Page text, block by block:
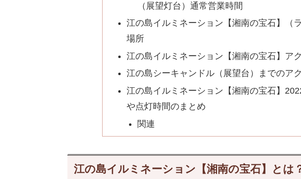
（展望灯台）通常営業時間
江の島イルミネーション【湘南の宝石】（
場所
江の島イルミネーション【湘南の宝石】ア
江の島シーキャンドル（展望台）までのア
江の島イルミネーション【湘南の宝石】
や点灯時間のまとめ
関連
江の島イルミネーション【湘南の宝石】とは